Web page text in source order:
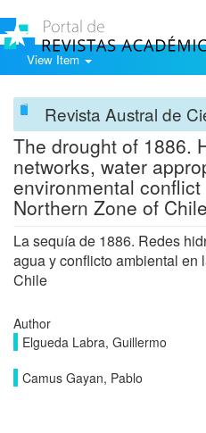
View Item
Revista Austral de
The drought of 1886.
networks, water
environmental
Northern Zone of Chile
La sequía de 1886. Redes
agua y conflicto ambiental en
Chile
Author
Elgueda Labra, Guillermo
Camus Gayan, Pablo